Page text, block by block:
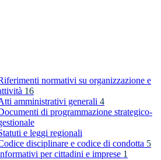
normativi su organizzazione e
16
amministrativi generali 4
di programmazione strategico-
e leggi regionali
disciplinare e codice di condotta 5
per cittadini e imprese 1